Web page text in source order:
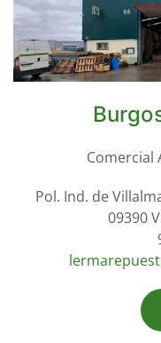
Comercial
Pol. Ind. de
09390